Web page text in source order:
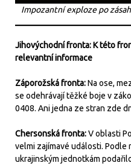
Impozantní exploze po
Jihovýchodní fronta: K této
relevantní informace
Záporožská fronta:Na ose,
se odehrávají těžké boje v
0408. Ani jedna ze stran zde
Chersonská fronta:V oblasti
velmi zajímavé události.
ukrajinským jednotkám